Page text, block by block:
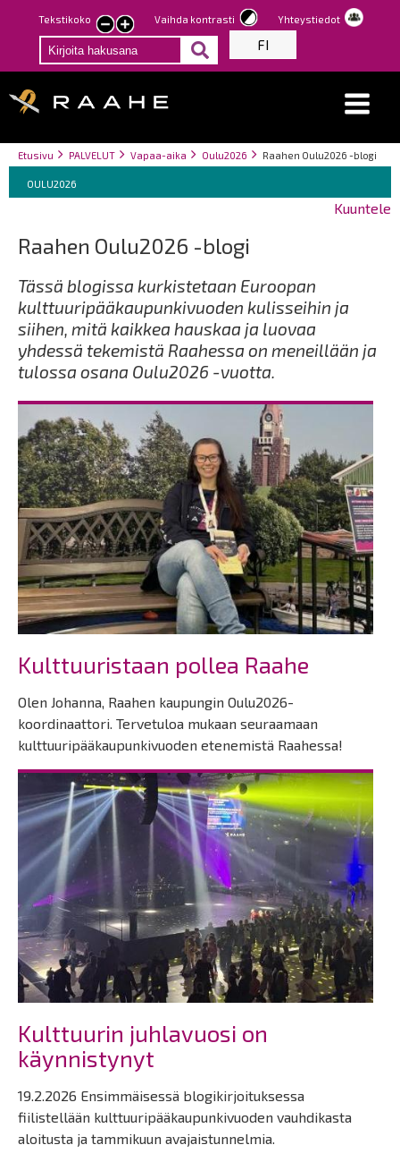
Hyppää
pääsisältöön
Tekstikoko
Pienennä
tekstin
kokoa
Suurenna
tekstin
kokoa
Vaihda kontrasti Yhteystiedot
FI
Breadcrumbs
You
here:
Etusivu PALVELUT Vapaa-aika Oulu2026 Raahen Oulu2026 -blogi
Breadcrumbs
You
are
OULU2026
Kuuntele
Raahen Oulu2026 -blogi
Tässä blogissa kurkistetaan Euroopan
kulttuuripääkaupunkivuoden kulisseihin ja
siihen, mitä kaikkea hauskaa ja luovaa
yhdessä tekemistä Raahessa on meneillään ja
tulossa osana Oulu2026 -vuotta.
Kulttuuristaan pollea Raahe
Olen Johanna, Raahen kaupungin Oulu2026-
koordinaattori. Tervetuloa mukaan seuraamaan
kulttuuripääkaupunkivuoden etenemistä Raahessa!
Kulttuurin juhlavuosi on
käynnistynyt
19.2.2026 Ensimmäisessä blogikirjoituksessa
fiilistellään kulttuuripääkaupunkivuoden vauhdikasta
aloitusta ja tammikuun avajaistunnelmia.